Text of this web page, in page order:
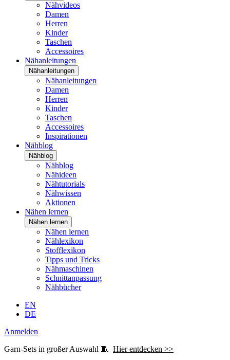
Nähvideos
Damen
Herren
Kinder
Taschen
Accessoires
Nähanleitungen
Nähanleitungen
Nähanleitungen
Damen
Herren
Kinder
Taschen
Accessoires
Inspirationen
Nähblog
Nähblog
Nähblog
Nähideen
Nähtutorials
Nähwissen
Aktionen
Nähen lernen
Nähen lernen
Nähen lernen
Nählexikon
Stofflexikon
Tipps und Tricks
Nähmaschinen
Schnittanpassung
Nähbücher
EN
DE
Anmelden
Garn-Sets in großer Auswahl 🧵 Hier entdecken >>